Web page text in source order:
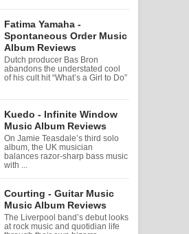
Fatima Yamaha -
Spontaneous Order Music
Album Reviews
Dutch producer Bas Bron
abandons the understated cool
of his cult hit “What’s a Girl to Do”
Kuedo - Infinite Window
Music Album Reviews
On Jamie Teasdale’s third solo
album, the UK musician
balances razor-sharp bass music
with ...
Courting - Guitar Music
Music Album Reviews
The Liverpool band’s debut looks
at rock music and quotidian life